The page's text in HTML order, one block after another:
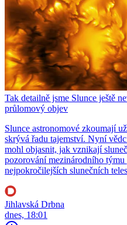
Tak detailně jsme Slunce ještě
průlomový objev
Slunce astronomové zkoumají
skrývá řadu tajemství. Nyní
mohl objasnit, jak vznikají
pozorování mezinárodního
nejpokročilejších slunečních
Jihlavská Drbna
dnes, 18:01